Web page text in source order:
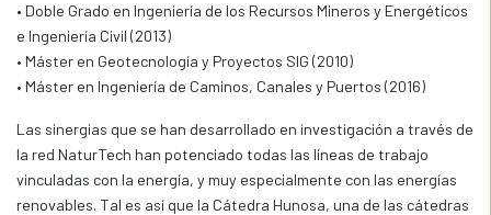
• Doble Grado en Ingeniería de los Recursos Mineros y Energéticos
e Ingeniería Civil (2013)
• Máster en Geotecnología y Proyectos SIG (2010)
• Máster en Ingeniería de Caminos, Canales y Puertos (2016)
Las sinergias que se han desarrollado en investigación a través de
la red NaturTech han potenciado todas las líneas de trabajo
vinculadas con la energía, y muy especialmente con las energías
renovables. Tal es así que la Cátedra Hunosa, una de las cátedras